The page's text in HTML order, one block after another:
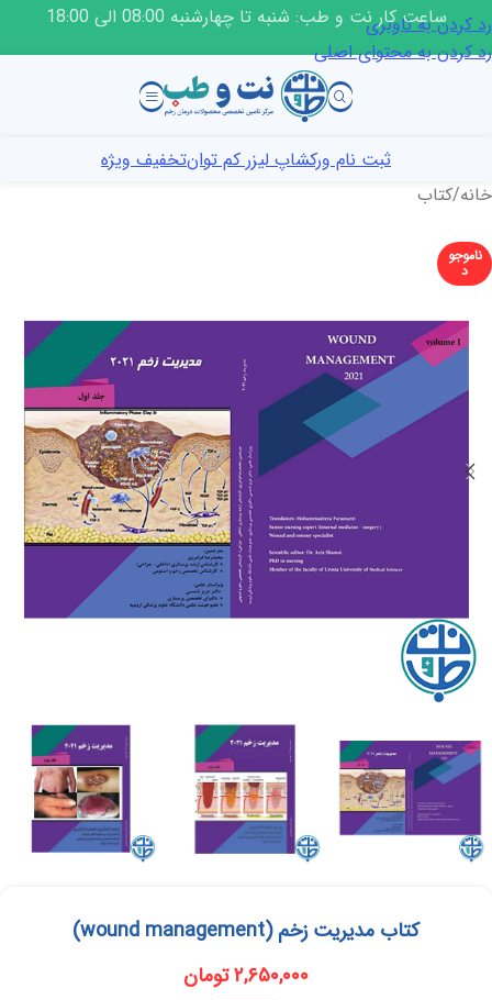
رد کردن به ناوبری
رد کردن به محتوای اصلی
ساعت کار نت و طب: شنبه تا چهارشنبه 08:00 الی 18:00
ثبت نام ورکشاپ لیزر کم توانتخفیف ویژه
خانه/کتاب
ناموجو
د
کتاب مدیریت زخم (wound management)
۲,۶۵۰,۰۰۰تومان